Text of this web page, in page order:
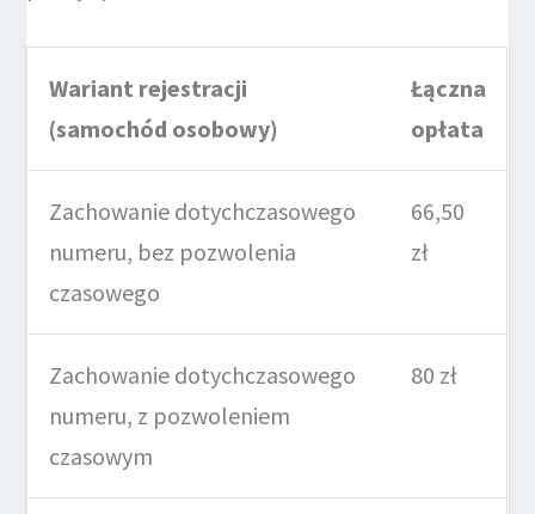
Wariant rejestracji
(samochód osobowy)
Łączna
opłata
Zachowanie dotychczasowego
numeru, bez pozwolenia
czasowego
66,50
zł
Zachowanie dotychczasowego
numeru, z pozwoleniem
czasowym
80 zł